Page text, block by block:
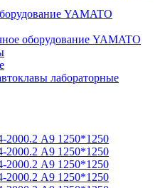
YAMATO
оборудование YAMATO
лабораторные